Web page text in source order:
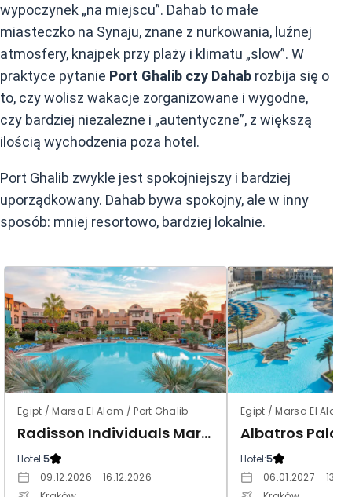
wypoczynek „na miejscu”. Dahab to małe
miasteczko na Synaju, znane z nurkowania, luźnej
atmosfery, knajpek przy plaży i klimatu „slow”. W
praktyce pytanie Port Ghalib czy Dahab rozbija się o
to, czy wolisz wakacje zorganizowane i wygodne,
czy bardziej niezależne i „autentyczne”, z większą
ilością wychodzenia poza hotel.
Port Ghalib zwykle jest spokojniejszy i bardziej
uporządkowany. Dahab bywa spokojny, ale w inny
sposób: mniej resortowo, bardziej lokalnie.
Egipt / Marsa El Alam / Port Ghalib
Radisson Individuals Marina Port Ghalib (ex. Sunrise Marina Resort)
Hotel:5
09.12.2026 - 16.12.2026
Egipt / Marsa El Alam
Hotel:5
06.01.2027 -